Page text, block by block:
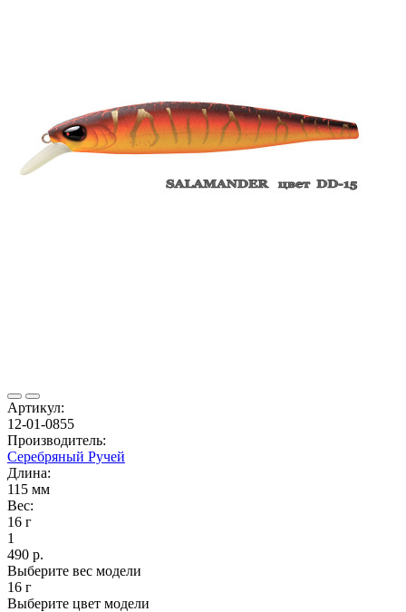
Артикул:
12-01-0855
Производитель:
Серебряный Ручей
Длина:
115 мм
Вес:
16 г
1
490 р.
Выберите вес модели
16 г
Выберите цвет модели